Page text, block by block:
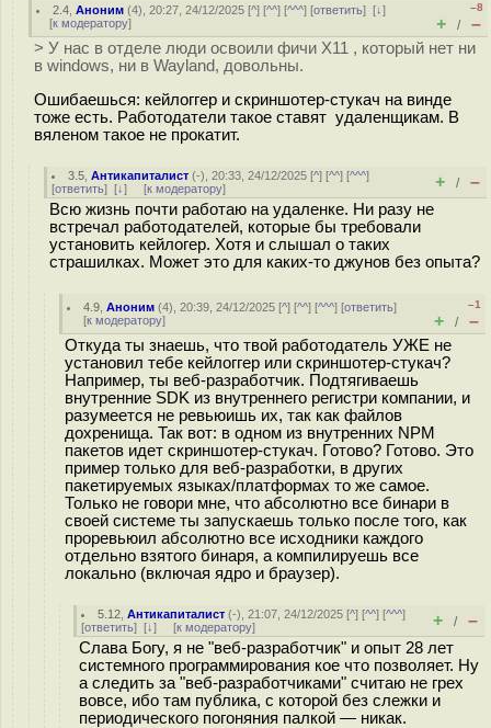
2.4 ,Аноним (4), 20:27, 24/12/2025 [^] [^^] [^^^] [ответить][↓]
[к модератору]
–8
+ / –
> У нас в отделе люди освоили фичи X11 , который нет ни
в windows, ни в Wayland, довольны.
Ошибаешься: кейлоггер и скриншотер-стукач на винде
тоже есть. Работодатели такое ставят удаленщикам. В
вяленом такое не прокатит.
3.5 ,Антикапиталист (-), 20:33, 24/12/2025 [^] [^^] [^^^]
[ответить] [↓] [к модератору] + / –
Всю жизнь почти работаю на удаленке. Ни разу не
встречал работодателей, которые бы требовали
установить кейлогер. Хотя и слышал о таких
страшилках. Может это для каких-то джунов без опыта?
4.9 ,Аноним (4), 20:39, 24/12/2025 [^] [^^] [^^^] [ответить]
[к модератору]
–1
+ / –
Откуда ты знаешь, что твой работодатель УЖЕ не
установил тебе кейлоггер или скриншотер-стукач?
Например, ты веб-разработчик. Подтягиваешь
внутренние SDK из внутреннего регистри компании, и
разумеется не ревьюишь их, так как файлов
дохренища. Так вот: в одном из внутренних NPM
пакетов идет скриншотер-стукач. Готово? Готово. Это
пример только для веб-разработки, в других
пакетируемых языках/платформах то же самое.
Только не говори мне, что абсолютно все бинари в
своей системе ты запускаешь только после того, как
проревьюил абсолютно все исходники каждого
отдельно взятого бинаря, а компилируешь все
локально (включая ядро и браузер).
5.12 ,Антикапиталист (-), 21:07, 24/12/2025 [^] [^^] [^^^]
[ответить] [↓] [к модератору] + / –
Слава Богу, я не "веб-разработчик" и опыт 28 лет
системного программирования кое что позволяет. Ну
а следить за "веб-разработчиками" считаю не грех
вовсе, ибо там публика, с которой без слежки и
периодического погоняния палкой — никак.